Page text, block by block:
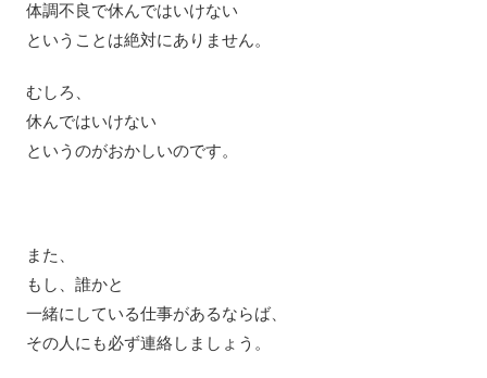
体調不良で休んではいけない
ということは絶対にありません。
むしろ、
休んではいけない
というのがおかしいのです。
また、
もし、誰かと
一緒にしている仕事があるならば、
その人にも必ず連絡しましょう。